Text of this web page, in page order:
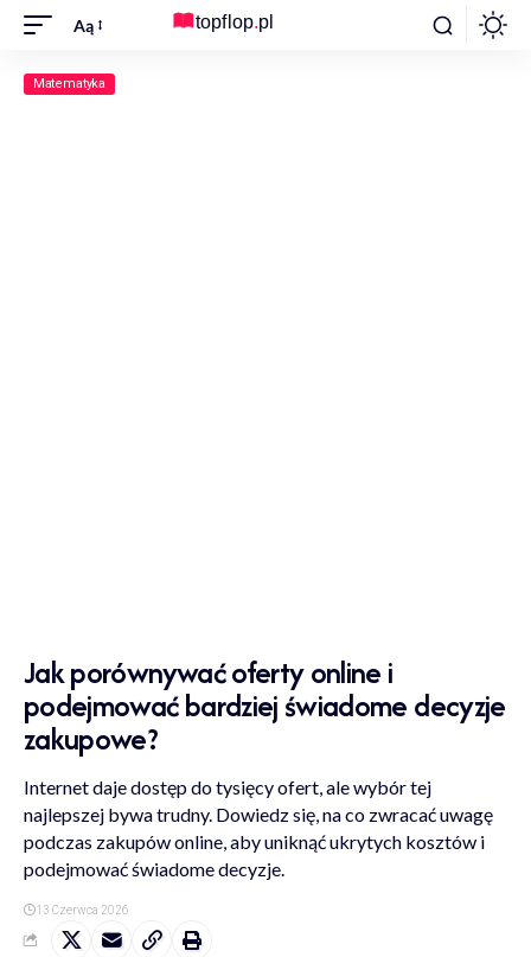
Aą
Matematyka
Jak porównywać oferty online i
podejmować bardziej świadome decyzje
zakupowe?
Internet daje dostęp do tysięcy ofert, ale wybór tej
najlepszej bywa trudny. Dowiedz się, na co zwracać uwagę
podczas zakupów online, aby uniknąć ukrytych kosztów i
podejmować świadome decyzje.
13 Czerwca 2026